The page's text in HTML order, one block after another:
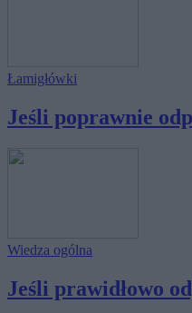
Łamigłówki
Jeśli poprawnie
Wiedza ogólna
Jeśli prawidłowo